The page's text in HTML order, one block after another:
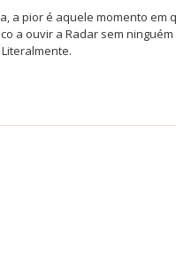
a pior é aquele momento em
a ouvir a Radar sem ninguém